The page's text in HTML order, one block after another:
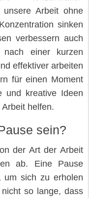
unsere Arbeit ohne
sinken
verbessern auch
einer kurzen
effektiver arbeiten
für einen Moment
und kreative Ideen
helfen.
sein?
der Art der Arbeit
ab. Eine Pause
um sich zu erholen
so lange, dass